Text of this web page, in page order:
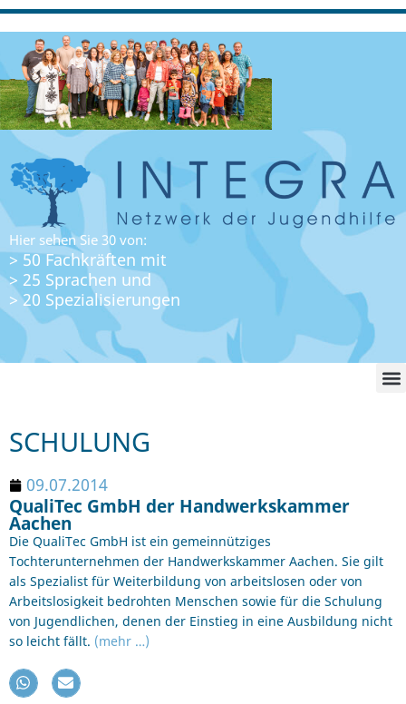
Hier sehen Sie 30 von:
> 50 Fachkräften mit
> 25 Sprachen und
> 20 Spezialisierungen
SCHULUNG
09.07.2014
QualiTec GmbH der Handwerkskammer
Aachen
Die QualiTec GmbH ist ein gemeinnütziges
Tochterunternehmen der Handwerkskammer Aachen. Sie gilt
als Spezialist für Weiterbildung von arbeitslosen oder von
Arbeitslosigkeit bedrohten Menschen sowie für die Schulung
von Jugendlichen, denen der Einstieg in eine Ausbildung nicht
so leicht fällt. (mehr …)